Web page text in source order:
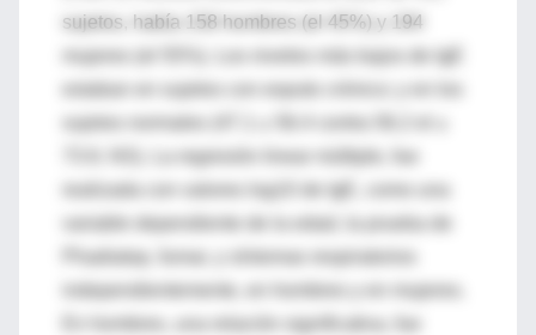
sujetos, había 158 hombres (el 45%) y 194
mujeres (el 55%). Los niveles más bajos de IgE
73.9, NS). La regresión linear múltiple, fue
variable dependiente de la edad, la prueba de
independientemente, en hombres y en mujeres.
En hombres, una relación significativa, fue